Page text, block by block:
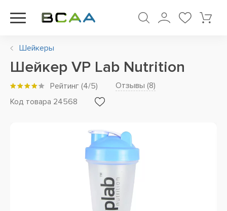
Шейкеры
Шейкер VP Lab Nutrition
Рейтинг (4/5) Отзывы (8)
Код товара 24568